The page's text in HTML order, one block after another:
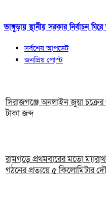
ভাঙ্গুড়ায় স্থানীয় সরকার নির্বাচন
সর্বশেষ আপডেট
জনপ্রিয় পোস্ট
সিরাজগঞ্জে অনলাইন জুয়া
টাকা জব্দ
রামগড়ে প্রথমবারের মতো
গঠনের প্রত্যয়ে ৫ কিলোমিটার